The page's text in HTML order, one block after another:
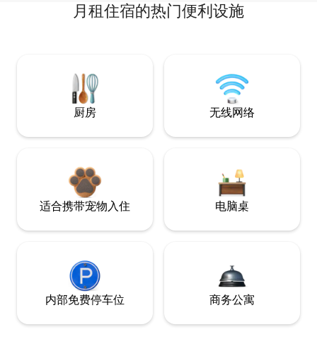
月租住宿的热门便利设施
厨房 无线网络
适合携带宠物入住 电脑桌
内部免费停车位 商务公寓